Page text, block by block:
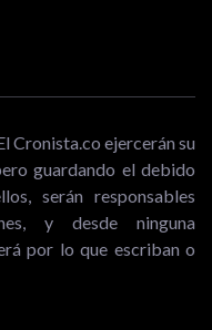
Cronista.co ejercerán su
guardando el debido
serán responsables
y desde ninguna
por lo que escriban o